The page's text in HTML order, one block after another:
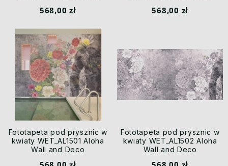
568,00 zł 568,00 zł
Fototapeta pod prysznic w
kwiaty WET_AL1501 Aloha
Wall and Deco
Fototapeta pod prysznic w
kwiaty WET_AL1502 Aloha
Wall and Deco